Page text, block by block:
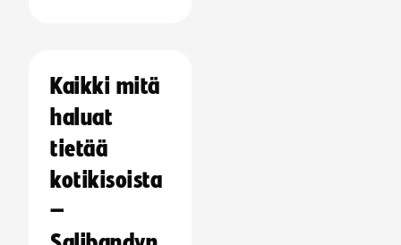
Kaikki mitä
haluat
tietää
kotikisoista
–